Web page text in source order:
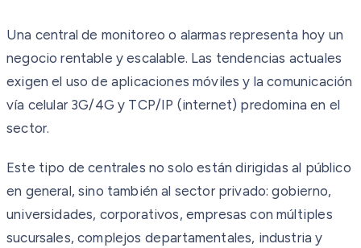
Una central de monitoreo o alarmas representa hoy un
negocio rentable y escalable. Las tendencias actuales
exigen el uso de aplicaciones móviles y la comunicación
vía celular 3G/4G y TCP/IP (internet) predomina en el
sector.
Este tipo de centrales no solo están dirigidas al público
en general, sino también al sector privado: gobierno,
universidades, corporativos, empresas con múltiples
sucursales, complejos departamentales, industria y